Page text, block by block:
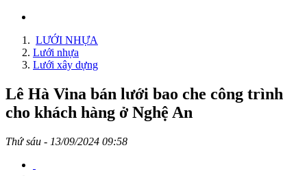
LƯỚI NHỰA
Lưới nhựa
Lưới xây dựng
Lê Hà Vina bán lưới bao che công trình
cho khách hàng ở Nghệ An
Thứ sáu - 13/09/2024 09:58